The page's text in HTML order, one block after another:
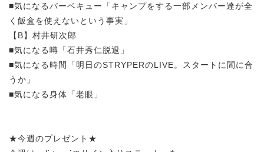
■気になるバーベキュー「キャンプをする一部メンバー達が全
く飯盒を使えないという事実」
【B】村井研次郎
■気になる噂「石井秀仁脱退」
■気になる時間「明日のSTRYPERのLIVE。スタートに間に合
うか」
■気になる身体「老眼」
★今週のプレゼント★